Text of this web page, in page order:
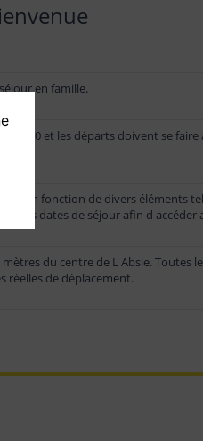
en famille.
16h00 et les départs doivent se faire
en fonction de divers éléments
vos dates de séjour afin d accéder
du centre de L Absie. Toutes
réelles de déplacement.